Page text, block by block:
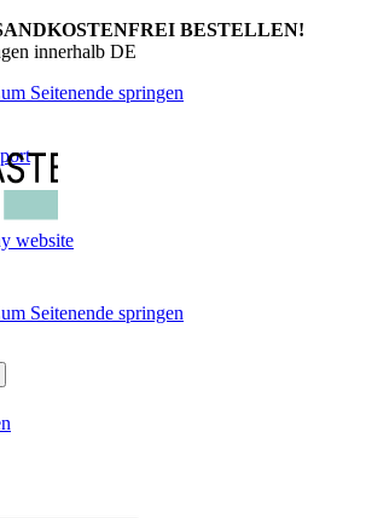
BESTELLEN!
innerhalb DE
Seitenende springen
website
Seitenende springen